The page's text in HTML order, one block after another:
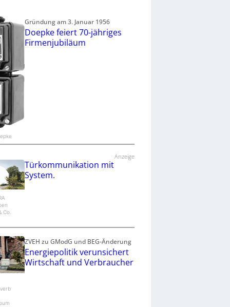
Gründung am 3. Januar 1956
Doepke feiert 70-jähriges
Firmenjubiläum
Anzeige
Co.
Türkommunikation mit
System.
ZVEH zu GModG und BEG-Änderung
Energiepolitik verunsichert
Wirtschaft und Verbraucher